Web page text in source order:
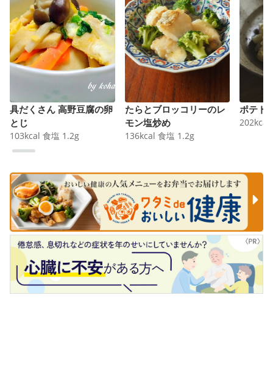
具だくさん 高野豆腐の卵
とじ
103kcal 食塩 1.2g
たらとブロッコリーのレ
モン塩炒め
136kcal 食塩 1.2g
ポテト
202kcal